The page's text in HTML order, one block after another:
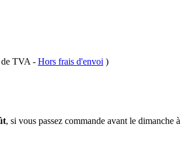
TVA - Hors frais d'envoi )
, si vous passez commande avant le dimanche